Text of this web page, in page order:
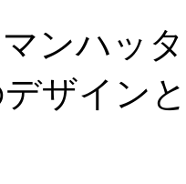
ンハッ
ザイン